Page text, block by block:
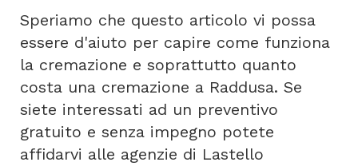
Speriamo che questo articolo vi possa
essere d'aiuto per capire come funziona
la cremazione e soprattutto quanto
costa una cremazione a Raddusa. Se
siete interessati ad un preventivo
gratuito e senza impegno potete
affidarvi alle agenzie di Lastello